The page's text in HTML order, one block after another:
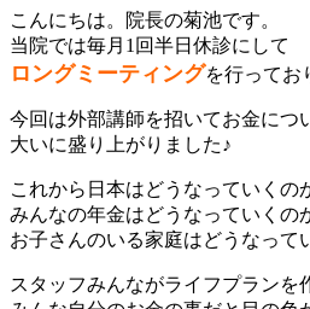
こんにちは。院長の菊池です。
当院では毎月1回半日休診にして
ロングミーティングを行ってお
今回は外部講師を招いてお金につ
大いに盛り上がりました♪
これから日本はどうなっていくの
みんなの年金はどうなっていくの
お子さんのいる家庭はどうなって
スタッフみんながライフプランを